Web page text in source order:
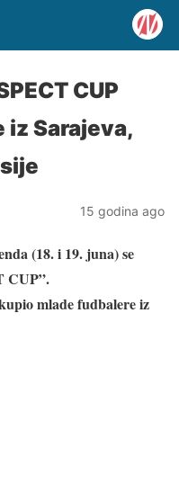
CUP
iz Sarajeva,
15 godina ago
(18. i 19. juna) se
CUP”.
mlade fudbalere iz